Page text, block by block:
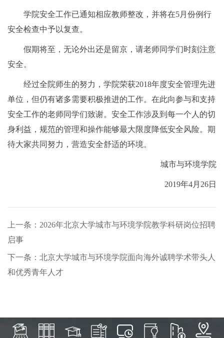
学院安全工作已通知相应教师整改，并将在5月份例行
安全检查中予以复查。
假期将至，无论外出还是留京，请老师同学们时刻注意
安全。
经过全院师生的努力，学院荣获2018年度安全管理先进
单位，但仍有诸多需要积极推进的工作。在此向参与和支持
安全工作的老师同学们致谢。安全工作涉及到每一个人的切
身利益，规范的管理和操作能够最大限度降低安全风险。期
待大家共同努力，营造安全舒适的环境。
城市与环境学院
2019年4月26日
上一条：2026年北京大学城市与环境学院教学科研岗位招聘
启事
下一条：北京大学城市与环境学院面向海外诚聘学术带头人
和优秀青年人才